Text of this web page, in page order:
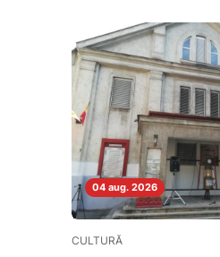
04 aug. 2026
CULTURĂ